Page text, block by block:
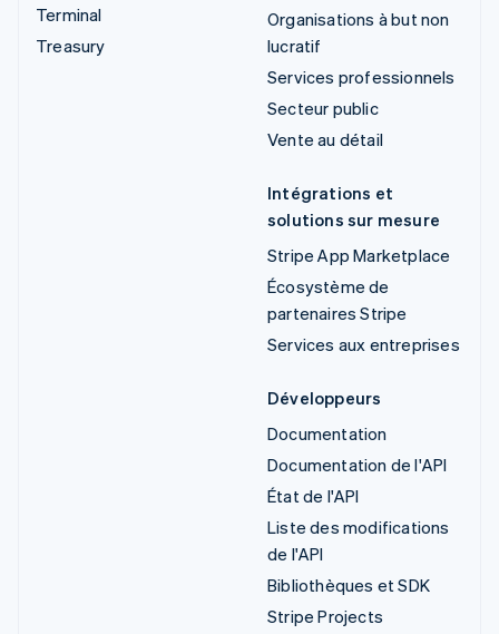
Terminal
Treasury
Organisations à but non
lucratif
Services professionnels
Secteur public
Vente au détail
Intégrations et
solutions sur mesure
Stripe App Marketplace
Écosystème de
partenaires Stripe
Services aux entreprises
Développeurs
Documentation
Documentation de l'API
État de l'API
Liste des modifications
de l'API
Bibliothèques et SDK
Stripe Projects